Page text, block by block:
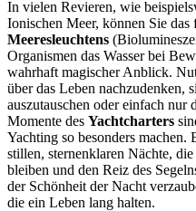
In vielen Revieren, wie
Ionischen Meer, können Sie das
Meeresleuchtens
Organismen das Wasser bei
wahrhaft magischer Anblick.
über das Leben nachzudenken,
auszutauschen oder einfach nur
Momente des Yachtcharters
Yachting so besonders machen.
stillen, sternenklaren Nächte,
bleiben und den Reiz des
der Schönheit der Nacht
die ein Leben lang halten.